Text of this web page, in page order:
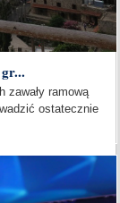
zawały ramową
ostatecznie